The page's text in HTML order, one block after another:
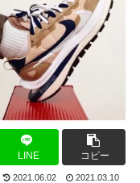
LINE コピー
2021.06.02 2021.03.10